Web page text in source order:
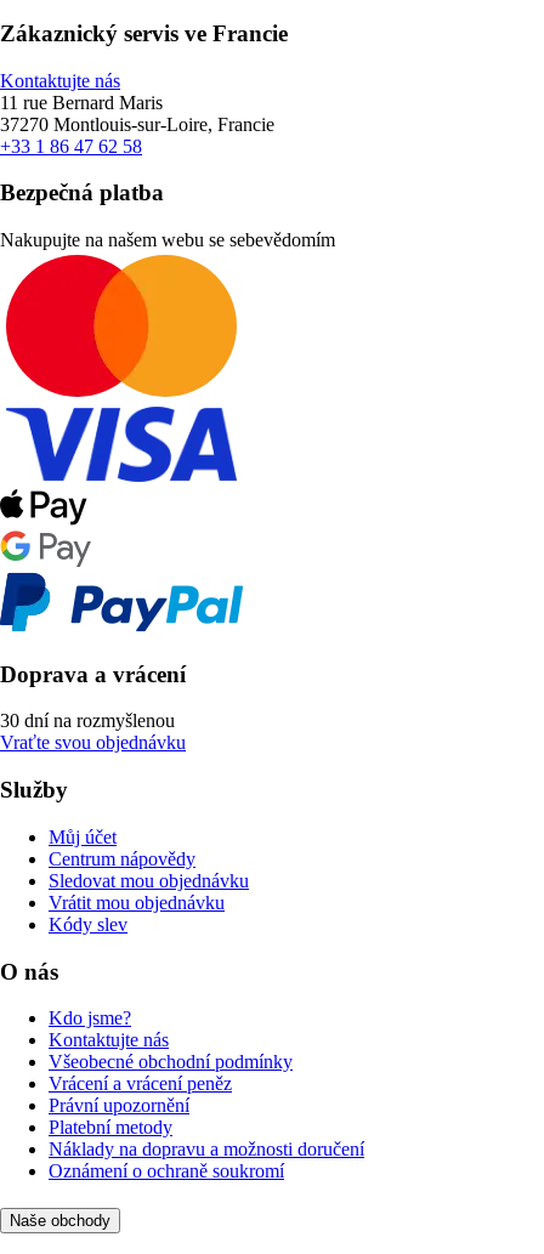
Zákaznický servis ve Francie
Kontaktujte nás
11 rue Bernard Maris
37270 Montlouis-sur-Loire, Francie
+33 1 86 47 62 58
Bezpečná platba
Nakupujte na našem webu se sebevědomím
Doprava a vrácení
30 dní na rozmyšlenou
Vraťte svou objednávku
Služby
Můj účet
Centrum nápovědy
Sledovat mou objednávku
Vrátit mou objednávku
Kódy slev
O nás
Kdo jsme?
Kontaktujte nás
Všeobecné obchodní podmínky
Vrácení a vrácení peněz
Právní upozornění
Platební metody
Náklady na dopravu a možnosti doručení
Oznámení o ochraně soukromí
Naše obchody